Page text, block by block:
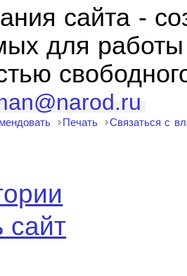
сайта -
для
Печать Связаться с
сайт